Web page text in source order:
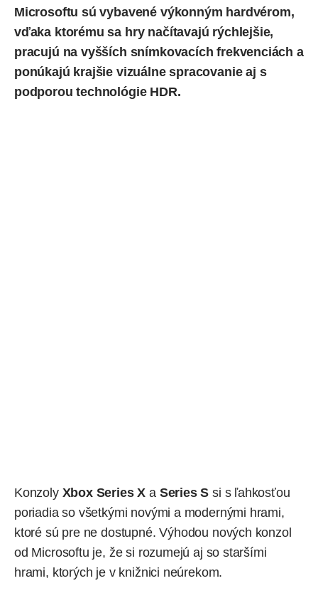
Microsoftu sú vybavené výkonným hardvérom,
vďaka ktorému sa hry načítavajú rýchlejšie,
pracujú na vyšších snímkovacích frekvenciách a
ponúkajú krajšie vizuálne spracovanie aj s
podporou technológie HDR.
Konzoly Xbox Series X a Series S si s ľahkosťou
poriadia so všetkými novými a modernými hrami,
ktoré sú pre ne dostupné. Výhodou nových konzol
od Microsoftu je, že si rozumejú aj so staršími
hrami, ktorých je v knižnici neúrekom.